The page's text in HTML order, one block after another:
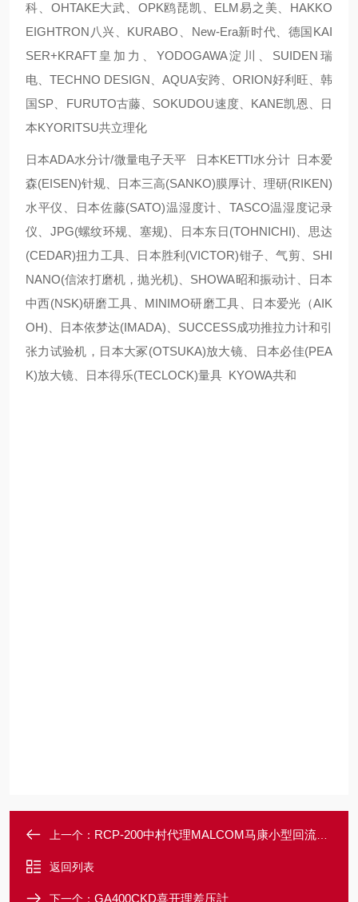
科、OHTAKE大武、OPK鸥琵凯、ELM易之美、HAKKO
EIGHTRON八兴、KURABO、New-Era新时代、德国KAI
SER+KRAFT皇加力、YODOGAWA淀川、SUIDEN瑞
电、TECHNO DESIGN、AQUA安跨、ORION好利旺、韩
国SP、FURUTO古藤、SOKUDOU速度、KANE凯恩、日
本KYORITSU共立理化
日本ADA水分计/微量电子天平 日本KETTI水分计 日本爱
森(EISEN)针规、日本三高(SANKO)膜厚计、理研(RIKEN)
水平仪、日本佐藤(SATO)温湿度计、TASCO温湿度记录
仪、JPG(螺纹环规、塞规)、日本东日(TOHNICHI)、思达
(CEDAR)扭力工具、日本胜利(VICTOR)钳子、气剪、SHI
NANO(信浓打磨机，抛光机)、SHOWA昭和振动计、日本
中西(NSK)研磨工具、MINIMO研磨工具、日本爱光（AIK
OH)、日本依梦达(IMADA)、SUCCESS成功推拉力计和引
张力试验机，日本大冢(OTSUKA)放大镜、日本必佳(PEA
K)放大镜、日本得乐(TECLOCK)量具 KYOWA共和
上一个： RCP-200中村代理MALCOM马康小型回流炉测试仪
返回列表
下一个： GA400CKD喜开理差压計